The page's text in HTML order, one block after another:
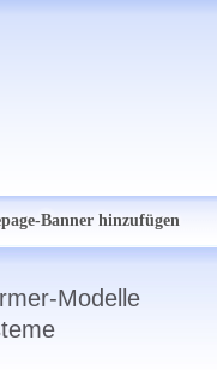
Banner hinzufügen
Modelle